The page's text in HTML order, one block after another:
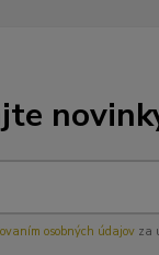
osobných údajovza